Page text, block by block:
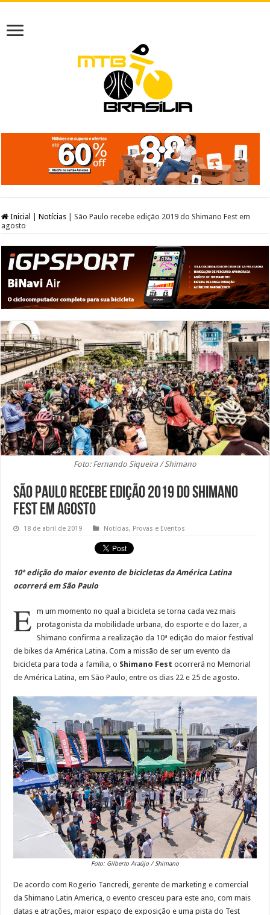
Inicial Notícias
São Paulo recebe edição 2019 do Shimano Fest em
agosto
Foto: Fernando Siqueira / Shimano
São Paulo recebe edição 2019 do Shimano
Fest em agosto
18 de abril de 2019 Notícias, Provas e Eventos
10ª edição do maior evento de bicicletas da América Latina
ocorrerá em São Paulo
E
m um momento no qual a bicicleta se torna cada vez mais
protagonista da mobilidade urbana, do esporte e do lazer, a
Shimano confirma a realização da 10ª edição do maior festival
de bikes da América Latina. Com a missão de ser um evento da
bicicleta para toda a família, o Shimano Fest ocorrerá no Memorial
de América Latina, em São Paulo, entre os dias 22 e 25 de agosto.
Foto: Gilberto Araújo / Shimano
De acordo com Rogerio Tancredi, gerente de marketing e comercial
da Shimano Latin America, o evento cresceu para este ano, com mais
datas e atrações, maior espaço de exposição e uma pista do Test